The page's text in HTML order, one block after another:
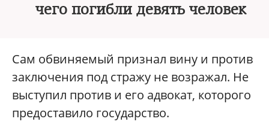
чего погибли девять человек
Сам обвиняемый признал вину и против
заключения под стражу не возражал. Не
выступил против и его адвокат, которого
предоставило государство.